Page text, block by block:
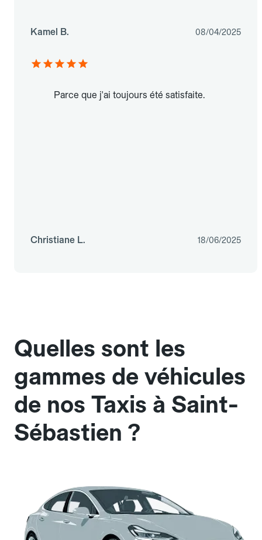
Kamel B. 08/04/2025
Parce que j'ai toujours été satisfaite.
Christiane L. 18/06/2025
Quelles sont les
gammes de véhicules
de nos Taxis à Saint-
Sébastien ?